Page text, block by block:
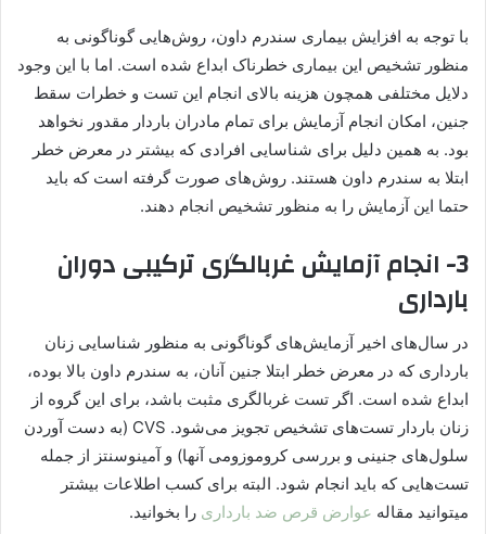
با توجه به افزایش بیماری سندرم داون، روش‌هایی گوناگونی به
منظور تشخیص این بیماری خطرناک ابداع شده است. اما با این وجود
دلایل مختلفی همچون هزینه بالای انجام این تست و خطرات سقط
جنین، امکان انجام آزمایش برای تمام مادران باردار مقدور نخواهد
بود. به همین دلیل برای شناسایی افرادی که بیشتر در معرض خطر
ابتلا به سندرم داون هستند. روش‌های صورت گرفته است که باید
حتما این آزمایش را به منظور تشخیص انجام دهند.
3- انجام آزمایش غربالگری ترکیبی دوران
بارداری
در سال‌های اخیر آزمایش‌های گوناگونی به منظور شناسایی زنان
بارداری که در معرض خطر ابتلا جنین آنان، به سندرم داون بالا بوده،
ابداع شده است. اگر تست غربالگری مثبت باشد، برای این گروه از
زنان باردار تست‌های تشخیص تجویز می‌شود. CVS (به دست آوردن
سلول‌های جنینی و بررسی کروموزومی آنها) و آمینوسنتز از جمله
تست‌هایی که باید انجام ‌شود. البته برای کسب اطلاعات بیشتر
میتوانید مقاله عوارض قرص ضد بارداری را بخوانید.